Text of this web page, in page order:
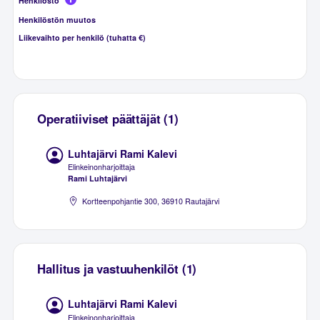
Henkilöstön muutos
Liikevaihto per henkilö (tuhatta €)
Operatiiviset päättäjät (1)
Luhtajärvi Rami Kalevi
Elinkeinonharjoittaja
Rami Luhtajärvi
Kortteenpohjantie 300, 36910 Rautajärvi
Hallitus ja vastuuhenkilöt (1)
Luhtajärvi Rami Kalevi
Elinkeinonharjoittaja